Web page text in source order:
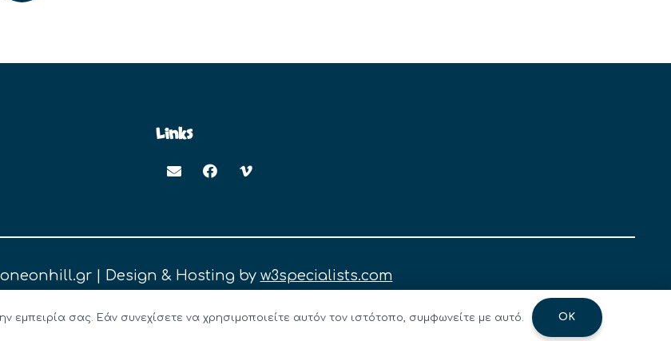
Links
| Design & Hosting by w3specialists.com
εμπειρία σας. Εάν συνεχίσετε να χρησιμοποιείτε αυτόν τον ιστότοπο, συμφωνείτε με αυτό. OK